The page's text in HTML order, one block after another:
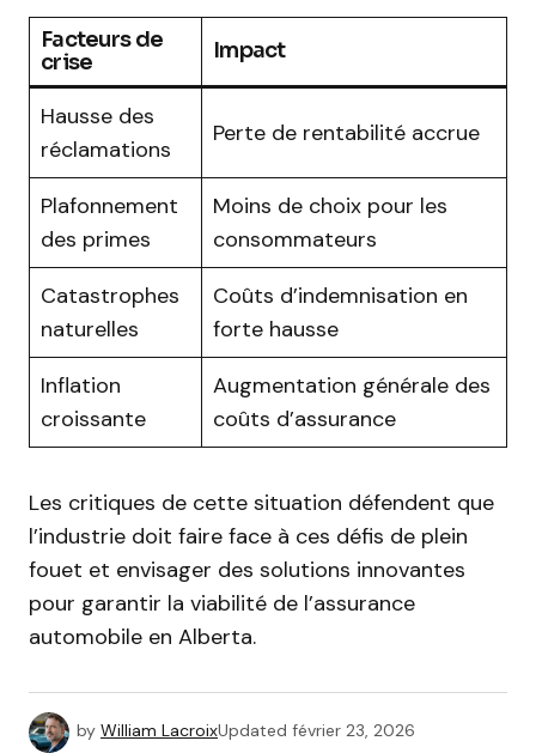
Facteurs de
crise
Impact
Hausse des
réclamations
Perte de rentabilité accrue
Plafonnement
des primes
Moins de choix pour les
consommateurs
Catastrophes
naturelles
Coûts d’indemnisation en
forte hausse
Inflation
croissante
Augmentation générale des
coûts d’assurance
Les critiques de cette situation défendent que
l’industrie doit faire face à ces défis de plein
fouet et envisager des solutions innovantes
pour garantir la viabilité de l’assurance
automobile en Alberta.
by William LacroixUpdated février 23, 2026